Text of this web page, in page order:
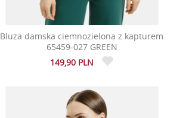
Bluza damska ciemnozielona z kapturem
65459-027 GREEN
149,90 PLN